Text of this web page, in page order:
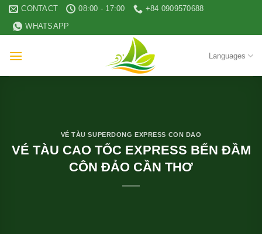
Skip
content
CONTACT 08:00 - 17:00
+84 0909570688
WHATSAPP
Languages
VÉ TÀU SUPERDONG EXPRESS CON DAO
VÉ TÀU CAO TỐC EXPRESS BẾN ĐẦM
CÔN ĐẢO CẦN THƠ